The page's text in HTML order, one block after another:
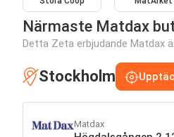
Närmaste Matdax
Detta Zeta erbjudande Matdax
Stockholm
Matdax